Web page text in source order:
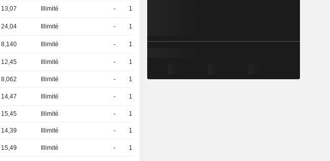
13,07 Illimité - 10
24,04 Illimité - 10
8,140 Illimité - 10
12,45 Illimité - 10
8,062 Illimité - 10 1.01 / 1.02
14,47 Illimité - 10
15,45 Illimité - 10
14,39 Illimité - 10
15,49 Illimité - 10